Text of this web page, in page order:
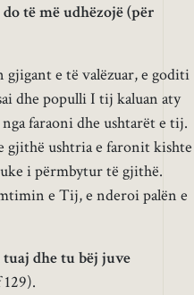
të më udhëzojë (për
e të valëzuar, e goditi
dhe populli I tij kaluan aty
faraoni dhe ushtarët e tij.
gjithë ushtria e faronit kishte
i përmbytur të gjithë.
e Tij, e nderoi palën e
dhe tu bëj juve
129).